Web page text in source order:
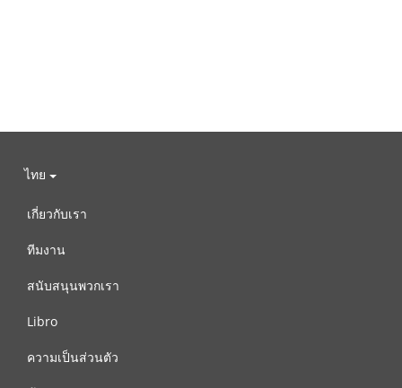
ไทย
เกี่ยวกับเรา
ทีมงาน
สนับสนุนพวกเรา
Libro
ความเป็นส่วนตัว